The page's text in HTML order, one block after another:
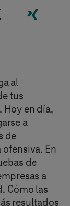
al
tus
Hoy en día,
a
de
En
de
a
Cómo las
resultados